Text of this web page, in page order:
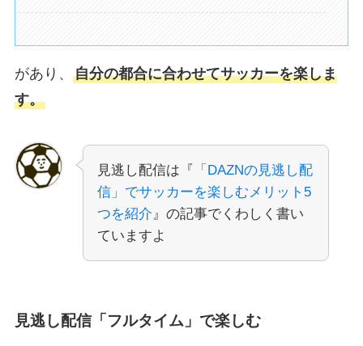
があり、 自分の都合に合わせてサッカーを楽しま
す。
見逃し配信は『
「DAZNの見逃し配
信」でサッカーを楽しむメリット5
つを紹介』の記事でくわしく書い
ていますよ
見逃し配信「フルタイム」で楽しむ